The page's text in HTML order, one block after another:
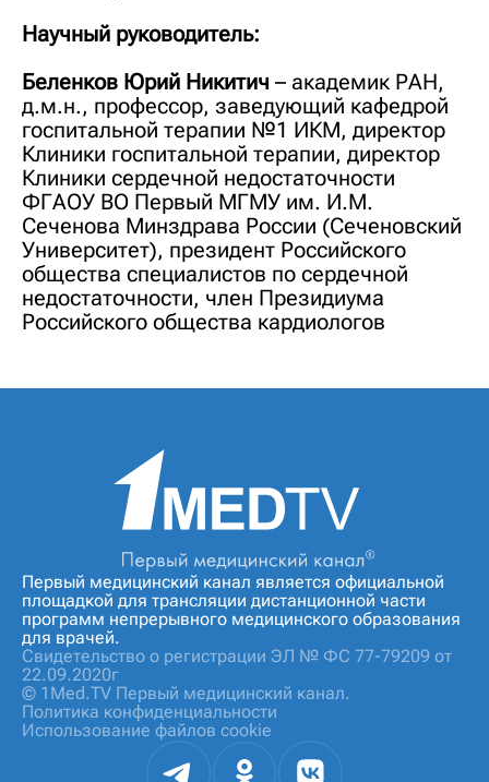
Научный руководитель:
Беленков Юрий Никитич – академик РАН,
д.м.н., профессор, заведующий кафедрой
госпитальной терапии №1 ИКМ, директор
Клиники госпитальной терапии, директор
Клиники сердечной недостаточности
ФГАОУ ВО Первый МГМУ им. И.М.
Сеченова Минздрава России (Сеченовский
Университет), президент Российского
общества специалистов по сердечной
недостаточности, член Президиума
Российского общества кардиологов
Первый медицинский канал является официальной
площадкой для трансляции дистанционной части
программ непрерывного медицинского образования
для врачей.
Свидетельство о регистрации ЭЛ № ФС 77-79209 от
22.09.2020г
© 1Med.TV Первый медицинский канал.
Политика конфиденциальности
Использование файлов cookie